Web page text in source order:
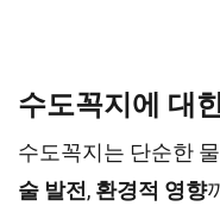
수도꼭지에 대
수도꼭지는 단순한
술 발전 , 환경적 영향